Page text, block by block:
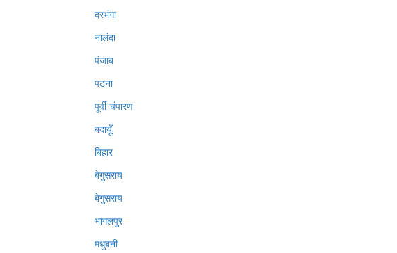
दरभंगा
नालंदा
पंजाब
पटना
पूर्वी चंपारण
बदायूँ
बिहार
बेगुसराय
बेगुसराय
भागलपुर
मधुबनी